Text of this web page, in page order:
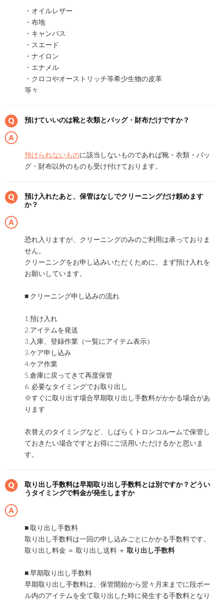
・オイルレザー
・布地
・キャンバス
・スエード
・ナイロン
・エナメル
・クロコやオーストリッチ等希少生物の皮革
等々
預けていいのは靴と衣類とバッグ・財布だけですか？
預けられないものに該当しないものであれば靴・衣類・バッ
グ・財布以外のものも受け付けております。
預け入れたあと、保管はなしでクリーニングだけ頼めます
か？
恐れ入りますが、クリーニングのみのご利用は承っておりま
せん。
クリーニングをお申し込みいただくために、まず預け入れを
お願いしています。
■ クリーニング申し込みの流れ
1.預け入れ
2.アイテムを発送
3.入庫、登録作業（一覧にアイテム表示）
3.ケア申し込み
4.ケア作業
5.倉庫に戻ってきて再度保管
6. 必要なタイミングでお取り出し
※すぐに取り出す場合早期取り出し手数料がかかる場合があ
ります
衣替えのタイミングなど、しばらくトロンコルームで保管し
ておきたい場合ですとお得にご活用いただけるかと思いま
す。
取り出し手数料は早期取り出し手数料とは別ですか？どうい
うタイミングで料金が発生しますか
■ 取り出し手数料
取り出し手数料は一回の申し込みごとにかかる手数料です。
取り出し料金 ＝ 取り出し送料 ＋ 取り出し手数料
■ 早期取り出し手数料
早期取り出し手数料は、保管開始から翌々月末までに段ボー
ル内のアイテムを全て取り出した時に発生する手数料となり